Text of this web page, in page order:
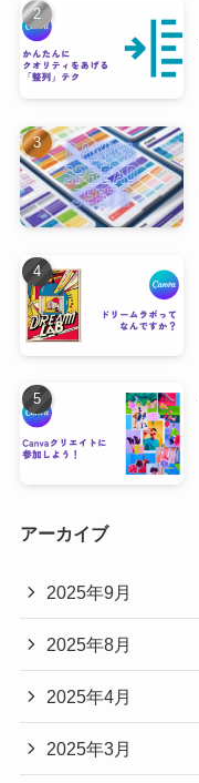
アーカイブ
2025年9月
2025年8月
2025年4月
2025年3月